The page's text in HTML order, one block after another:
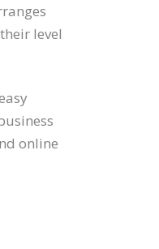
level
online